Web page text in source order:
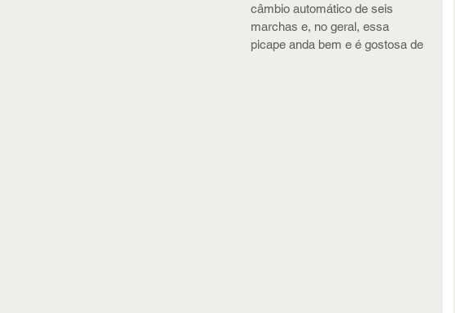
câmbio automático de seis
marchas e, no geral, essa
picape anda bem e é gostosa de